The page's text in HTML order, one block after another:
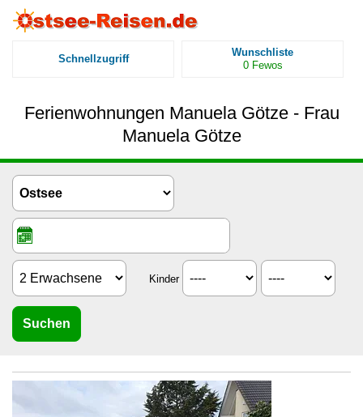
Schnellzugriff
Wunschliste
0 Fewos
Ferienwohnungen Manuela Götze - Frau
Manuela Götze
Kinder